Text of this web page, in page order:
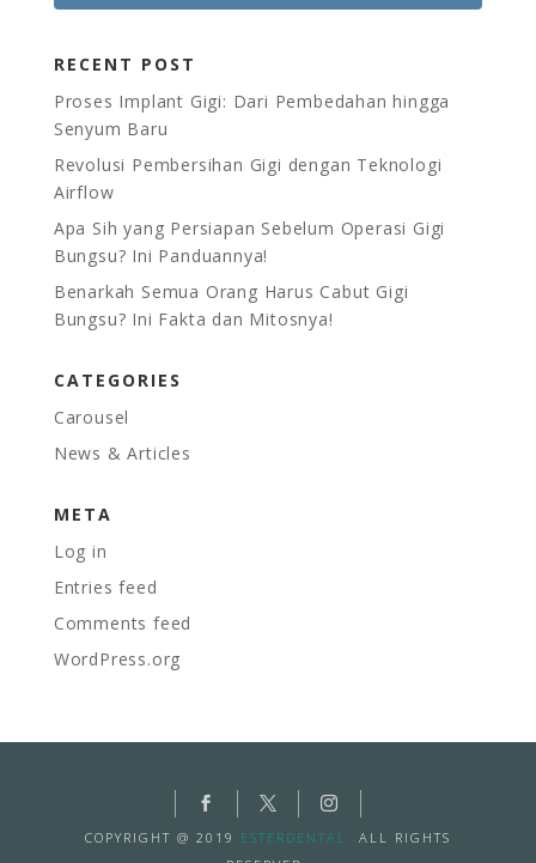
RECENT POST
Proses Implant Gigi: Dari Pembedahan hingga
Senyum Baru
Revolusi Pembersihan Gigi dengan Teknologi
Airflow
Apa Sih yang Persiapan Sebelum Operasi Gigi
Bungsu? Ini Panduannya!
Benarkah Semua Orang Harus Cabut Gigi
Bungsu? Ini Fakta dan Mitosnya!
CATEGORIES
Carousel
News & Articles
META
Log in
Entries feed
Comments feed
WordPress.org
COPYRIGHT @ 2019 ESTERDENTAL. ALL RIGHTS